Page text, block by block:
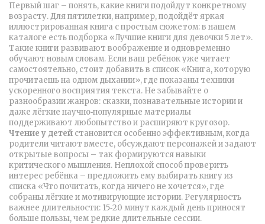
Первый шаг – понять, какие книги подойдут конкретному
возрасту. Для пятилетки, например, подойдёт яркая
иллюстрированная книга с простым сюжетом: в нашем
каталоге есть подборка «Лучшие книги для девочки 5 лет».
Такие книги развивают воображение и одновременно
обучают новым словам. Если ваш ребёнок уже читает
самостоятельно, стоит добавить в список «Книга, которую
прочитаешь на одном дыхании», где показаны техники
ускоренного восприятия текста. Не забывайте о
разнообразии жанров: сказки, познавательные истории и
даже лёгкие научно‑популярные материалы
поддерживают любопытство и расширяют кругозор.
Чтение у детей становится особенно эффективным, когда
родители читают вместе, обсуждают персонажей и задают
открытые вопросы – так формируются навыки
критического мышления. Неплохой способ проверить
интерес ребёнка – предложить ему выбирать книгу из
списка «Что почитать, когда ничего не хочется», где
собраны лёгкие и мотивирующие истории. Регулярность
важнее длительности: 15‑20 минут каждый день приносят
больше пользы, чем редкие длительные сессии.